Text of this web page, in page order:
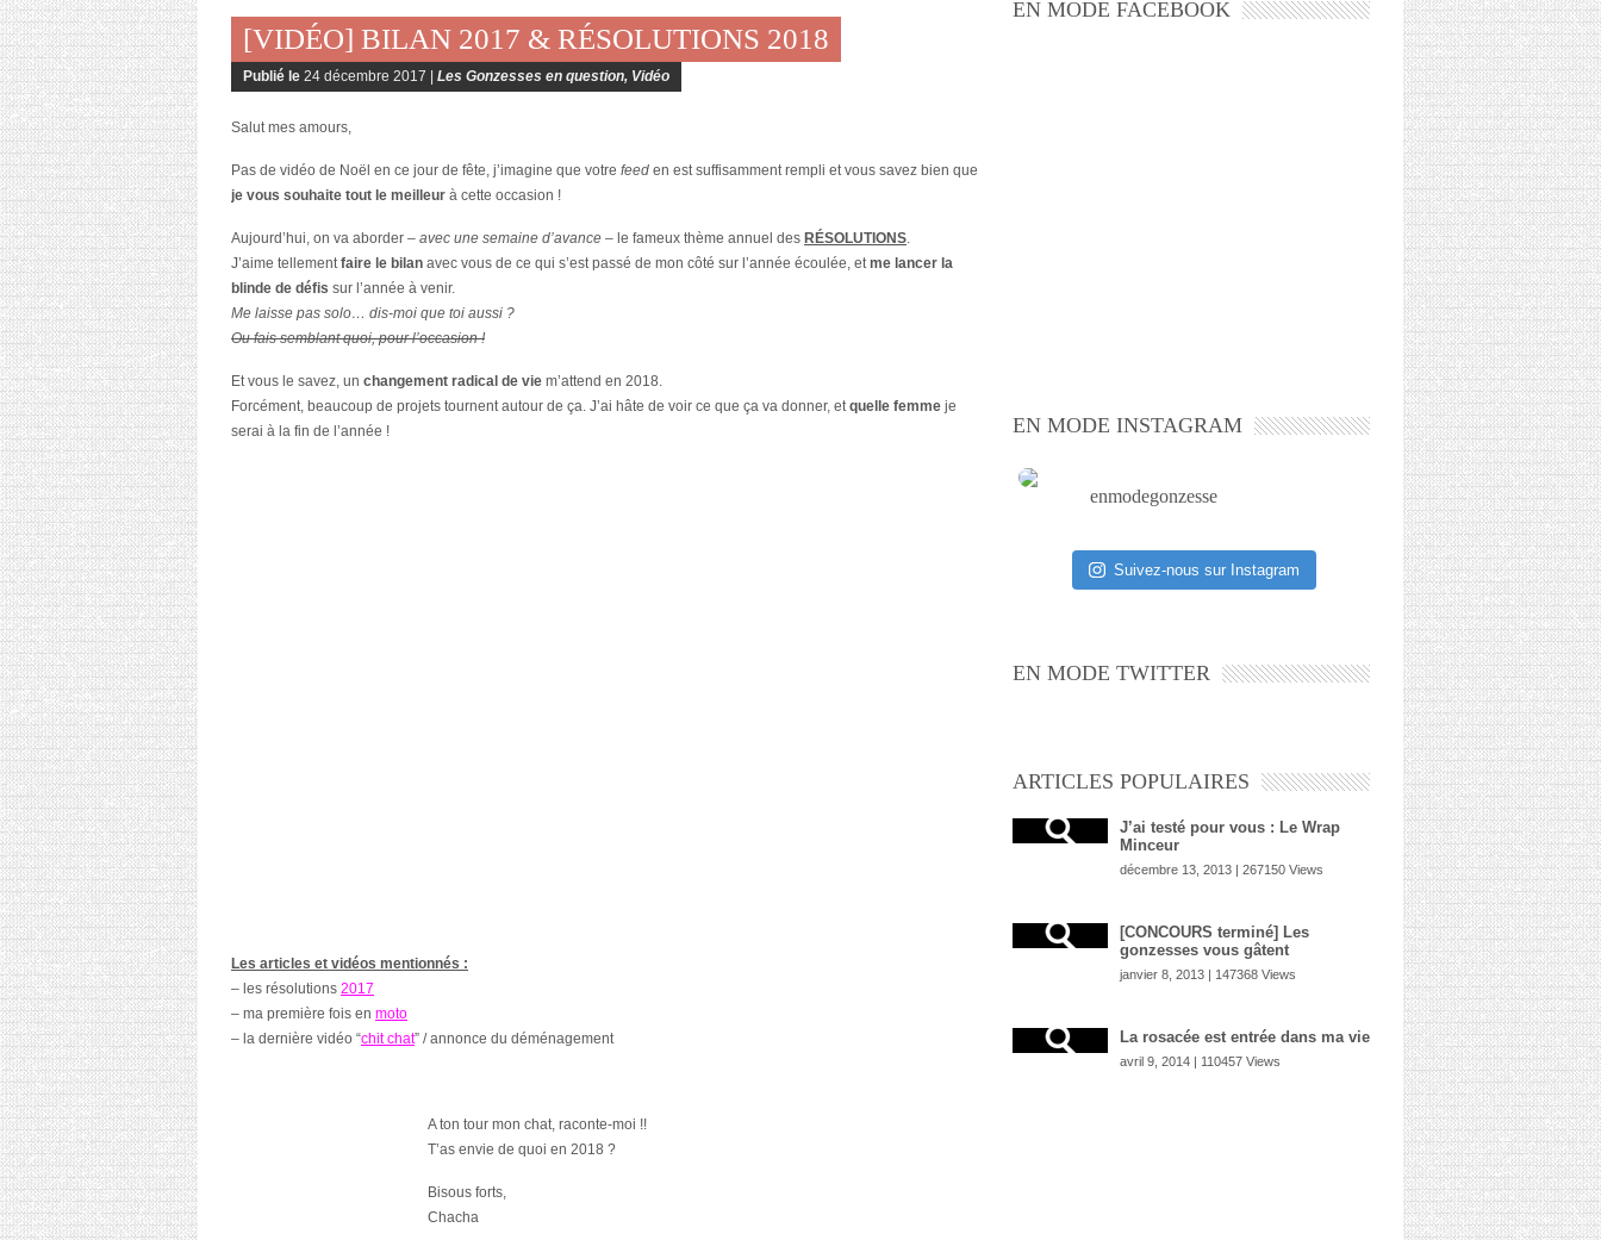
[VIDÉO] BILAN 2017 & RÉSOLUTIONS 2018
Publié le 24 décembre 2017 | Les Gonzesses en question, Vidéo
Salut mes amours,
Pas de vidéo de Noël en ce jour de fête, j’imagine que votre feed en est suffisamment rempli et vous savez bien que
je vous souhaite tout le meilleur à cette occasion !
Aujourd’hui, on va aborder – avec une semaine d’avance – le fameux thème annuel des RÉSOLUTIONS.
J’aime tellementfaire le bilan avec vous de ce qui s’est passé de mon côté sur l’année écoulée, etme lancer la
blinde de défis sur l’année à venir.
Me laisse pas solo… dis-moi que toi aussi ?
Ou fais semblant quoi, pour l’occasion !
Et vous le savez, un changement radical de vie m’attend en 2018.
Forcément, beaucoup de projets tournent autour de ça. J’ai hâte de voir ce que ça va donner, etquelle femme je
serai à la fin de l’année !
Les articles et vidéos mentionnés :
– les résolutions 2017
– ma première fois en moto
– la dernière vidéo “chit chat” / annonce du déménagement
A ton tour mon chat, raconte-moi !!
T’as envie de quoi en 2018 ?
Bisous forts,
Chacha
EN MODE FACEBOOK
EN MODE INSTAGRAM
enmodegonzesse
Suivez-nous sur Instagram
EN MODE TWITTER
ARTICLES POPULAIRES
J’ai testé pour vous : Le Wrap
Minceur
décembre 13, 2013 | 267150 Views
[CONCOURS terminé] Les
gonzesses vous gâtent
janvier 8, 2013 | 147368 Views
La rosacée est entrée dans ma vie
avril 9, 2014 | 110457 Views